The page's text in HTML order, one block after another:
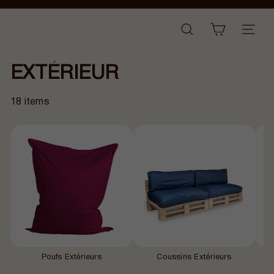
Passer
a
a
RECHERCHER
EXTÉRIEUR
18 items
Poufs Extérieurs Coussins Extérieurs